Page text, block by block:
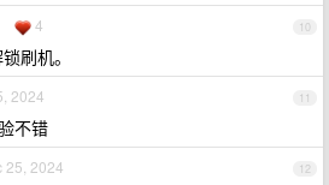
10
4
刷机。
11
2024
不错
12
25, 2024